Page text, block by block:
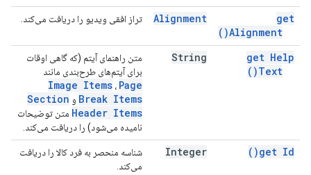
get
Alignment(
)
Alignment تراز افقی ویدیو را دریافت می‌کند.
get Help
Text(
)
String
متن راهنمای آیتم (که گاهی اوقات
برای آیتم‌های طرح‌بندی مانند
Image Items ، Page
Break Items و Section
Header Items متن توضیحات
نامیده می‌شود) را دریافت می‌کند.
get Id(
)
Integer
شناسه منحصر به فرد کالا را دریافت
می‌کند.